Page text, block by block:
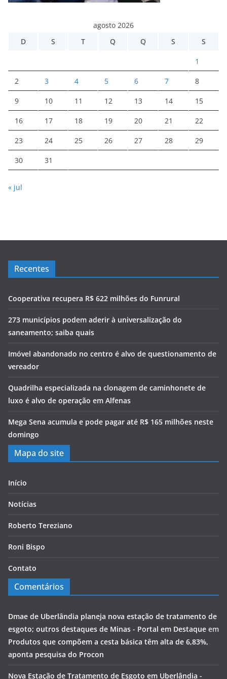
agosto 2026
D
S T Q Q S S
1
2 3 4 5 6 7 8
9 10 11 12 13 14 15
16 17 18 19 20 21 22
23 24 25 26 27 28 29
30 31
« jul
Recentes
Cooperativa recupera R$ 622 milhões do Funrural
273 municípios podem aderir à universalização do
saneamento; saiba quais
Imóvel abandonado no centro é alvo de questionamento de
vereador
Quadrilha especializada na clonagem de caminhonete de
luxo é alvo de operação em Alfenas
Mega Sena acumula e pode pagar até R$ 165 milhões neste
domingo
Mapa do site
Início
Notícias
Roberto Tereziano
Roni Bispo
Contato
Comentários
Dmae de Uberlândia planeja nova estação de tratamento de
esgoto; outros destaques de Minas - Portal em Destaque em
Produtos que compõem a cesta básica têm alta de 6,83%,
aponta pesquisa do Procon
Nova Estação de Tratamento de Esgoto em Uberlândia -